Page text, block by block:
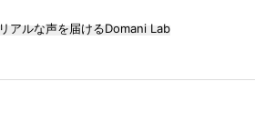
リアルな声を届けるDomani Lab